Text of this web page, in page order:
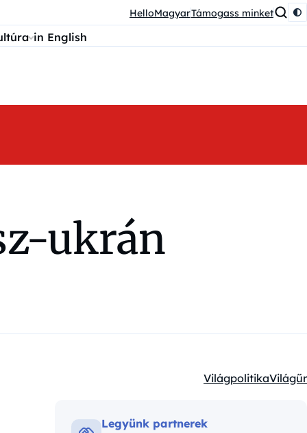
HelloMagyarTámogass minket
in English
ukrán
Kategóriák:
VilágpolitikaVilágűr
Legyünk partnerek